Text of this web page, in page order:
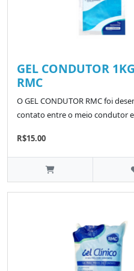
GEL CONDUTOR
RMC
O GEL CONDUTOR RMC foi
contato entre o meio condutor
R$15.00